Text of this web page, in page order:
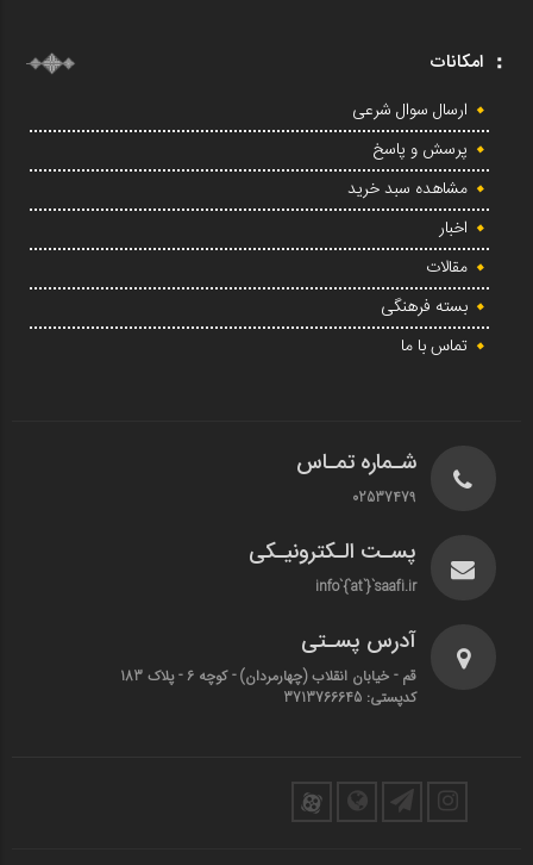
امکانات
ارسال سوال شرعی
پرسش و پاسخ
مشاهده سبد خرید
اخبار
مقالات
بسته فرهنگی
تماس با ما
شـماره تمـاس
02537479
پسـت الـکترونیـکی
info`{`at`}`saafi.ir
آدرس پسـتی
قم - خیابان انقلاب (چهارمردان)‌ - کوچه 6 - پلاک 183
کدپستی: 3713766645